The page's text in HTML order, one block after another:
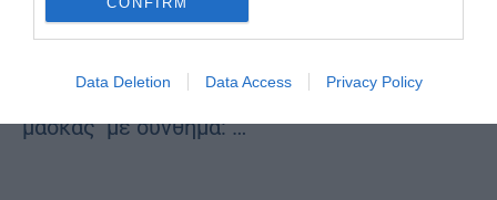
Data Deletion Data Access Privacy Policy
κοινότητας ο μητροπολίτης πρώην
Καλαβρύτων κ.Αμβρόσιος καλεί τυς πιστούς
σε συγκέντρωση διαμαρτυρίας κατά της
μάσκας με σύνθημα: …